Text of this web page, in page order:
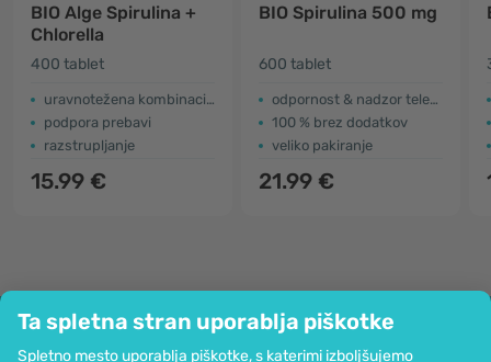
Ta spletna stran uporablja piškotke
Spletno mesto uporablja piškotke, s katerimi izboljšujemo
BIO Alge Spirulina +
Chlorella
400 tablet
uravnotežena kombinacija
podpora prebavi
razstrupljanje
15.99 €
BIO Spirulina 500 mg
600 tablet
odpornost & nadzor telesne teže
100 % brez dodatkov
veliko pakiranje
21.99 €
Podjetje